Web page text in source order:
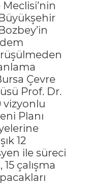
Çevre
Prof. Dr.
vizyonlu
Planı
12
ile süreci
çalışma